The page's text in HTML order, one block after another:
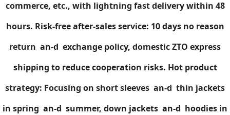
commerce, etc., with lightning fast delivery within 48
hours. Risk-free after-sales service: 10 days no reason
return an-d exchange policy, domestic ZTO express
shipping to reduce cooperation risks. Hot product
strategy: Focusing on short sleeves an-d thin jackets
in spring an-d summer, down jackets an-d hoodies in